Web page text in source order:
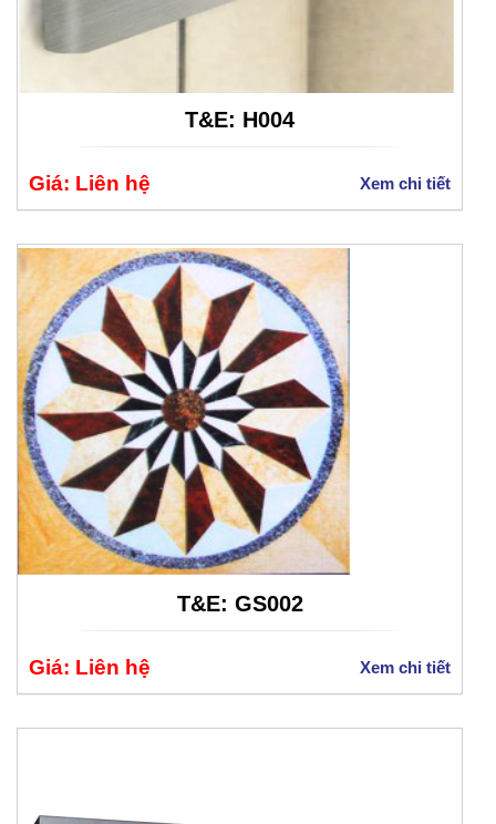
T&E: H004
Giá: Liên hệ Xem chi tiết
T&E: GS002
Giá: Liên hệ Xem chi tiết